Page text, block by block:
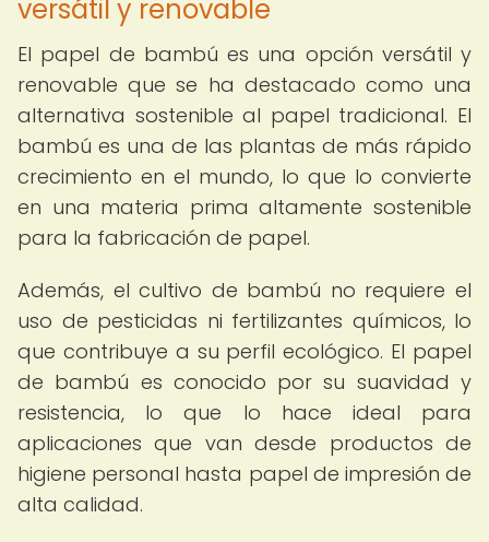
versátil y renovable
El papel de bambú es una opción versátil y
renovable que se ha destacado como una
alternativa sostenible al papel tradicional. El
bambú es una de las plantas de más rápido
crecimiento en el mundo, lo que lo convierte
en una materia prima altamente sostenible
para la fabricación de papel.
Además, el cultivo de bambú no requiere el
uso de pesticidas ni fertilizantes químicos, lo
que contribuye a su perfil ecológico. El papel
de bambú es conocido por su suavidad y
resistencia, lo que lo hace ideal para
aplicaciones que van desde productos de
higiene personal hasta papel de impresión de
alta calidad.